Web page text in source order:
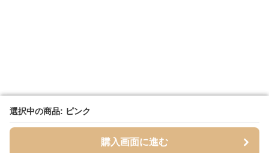
選択中の商品: ピンク
購入画面に進む
選択中の商品: ピンク
購入画面に進む